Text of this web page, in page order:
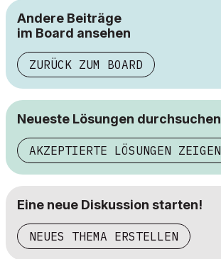
Andere Beiträge
im Board ansehen
ZURÜCK ZUM BOARD
Neueste Lösungen durchsuchen
AKZEPTIERTE LÖSUNGEN ZEIGEN
Eine neue Diskussion starten!
NEUES THEMA ERSTELLEN